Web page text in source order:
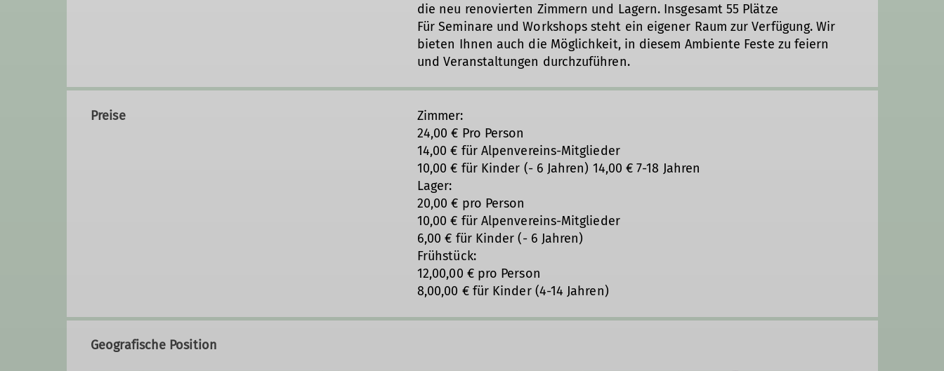
die neu renovierten Zimmern und Lagern. Insgesamt 55 Plätze
Für Seminare und Workshops steht ein eigener Raum zur Verfügung. Wir
bieten Ihnen auch die Möglichkeit, in diesem Ambiente Feste zu feiern
und Veranstaltungen durchzuführen.
Preise
Zimmer:
24,00 € Pro Person
14,00 € für Alpenvereins-Mitglieder
10,00 € für Kinder (- 6 Jahren) 14,00 € 7-18 Jahren
Lager:
20,00 € pro Person
10,00 € für Alpenvereins-Mitglieder
6,00 € für Kinder (- 6 Jahren)
Frühstück:
12,00,00 € pro Person
8,00,00 € für Kinder (4-14 Jahren)
Geografische Position